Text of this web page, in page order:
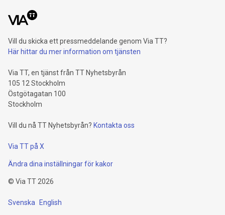
Vill du skicka ett pressmeddelande genom Via TT?
Här hittar du mer information om tjänsten
Via TT, en tjänst från TT Nyhetsbyrån
105 12 Stockholm
Östgötagatan 100
Stockholm
Vill du nå TT Nyhetsbyrån? Kontakta oss
Via TT på X
Ändra dina inställningar för kakor
© Via TT2026
Svenska English